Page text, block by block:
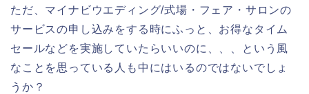
ただ、マイナビウエディング/式場・フェア・サロンの
サービスの申し込みをする時にふっと、お得なタイム
セールなどを実施していたらいいのに、、、という風
なことを思っている人も中にはいるのではないでしょ
うか？